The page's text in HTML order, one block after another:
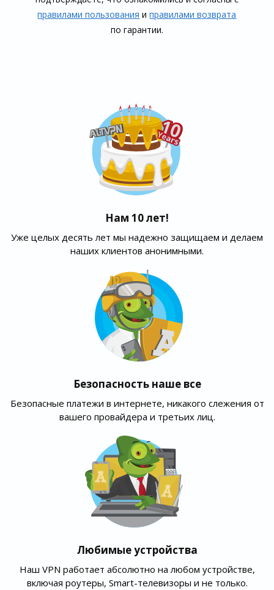
правилами пользования иправилами воз­врата
по гарантии.
Нам 10 лет!
Уже целых десять лет мы надежно защищаем и делаем
наших клиентов анонимными.
Безопасность наше все
Безопасные платежи в интернете, никакого слежения от
вашего провайдера и третьих лиц.
Любимые устройства
Наш VPN работает абсолютно на любом устройстве,
включая роутеры, Smart-телевизоры и не только.